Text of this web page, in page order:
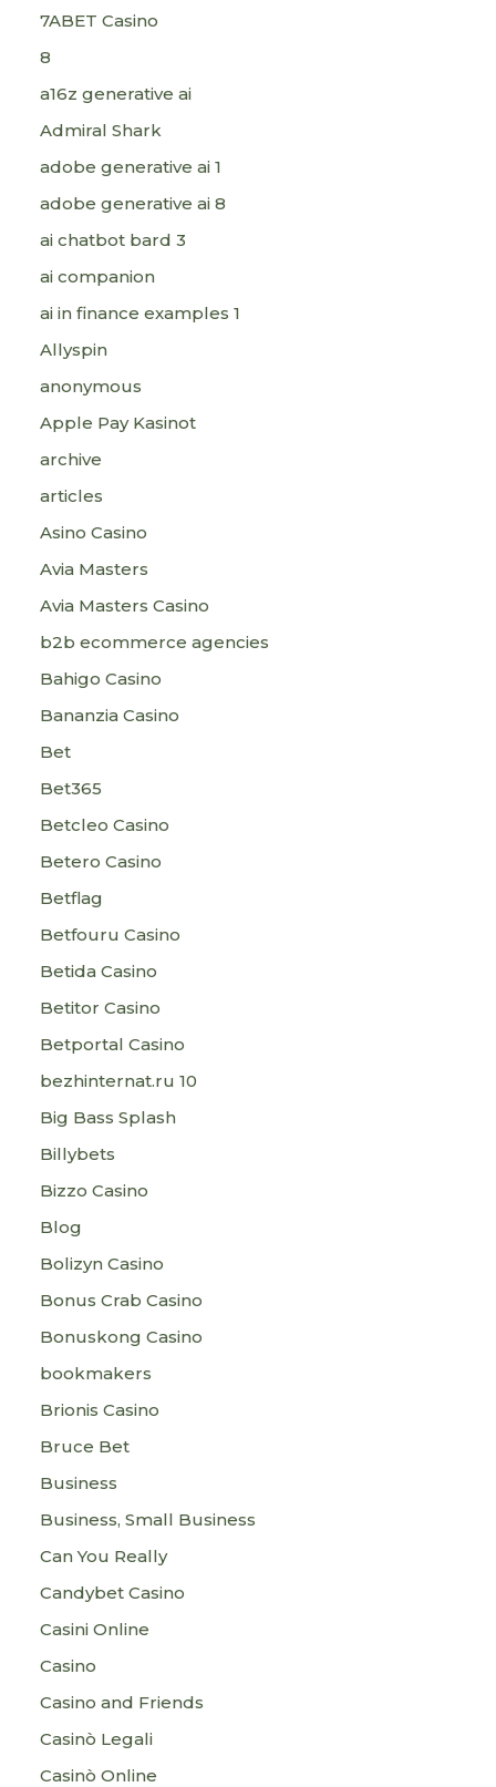
7ABET Casino
8
a16z generative ai
Admiral Shark
adobe generative ai 1
adobe generative ai 8
ai chatbot bard 3
ai companion
ai in finance examples 1
Allyspin
anonymous
Apple Pay Kasinot
archive
articles
Asino Casino
Avia Masters
Avia Masters Casino
b2b ecommerce agencies
Bahigo Casino
Bananzia Casino
Bet
Bet365
Betcleo Casino
Betero Casino
Betflag
Betfouru Casino
Betida Casino
Betitor Casino
Betportal Casino
bezhinternat.ru 10
Big Bass Splash
Billybets
Bizzo Casino
Blog
Bolizyn Casino
Bonus Crab Casino
Bonuskong Casino
bookmakers
Brionis Casino
Bruce Bet
Business
Business, Small Business
Can You Really
Candybet Casino
Casini Online
Casino
Casino and Friends
Casinò Legali
Casinò Online